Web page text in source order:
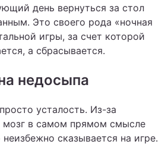
день вернуться за стол
Это своего рода «ночная
игры, за счет которой
а сбрасывается.
недосыпа
усталость. Из-за
мозг в самом прямом смысле
сказывается на игре.